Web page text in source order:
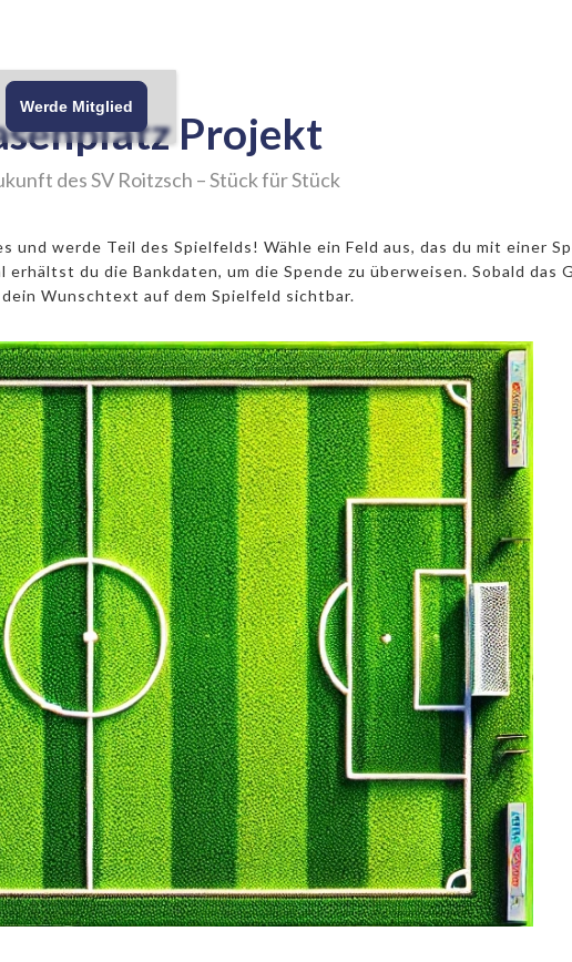
Werde Mitglied
Projekt
des SV Roitzsch – Stück für Stück
werde Teil des Spielfelds! Wähle ein Feld aus, das du mit einer
du die Bankdaten, um die Spende zu überweisen. Sobald das
Wunschtext auf dem Spielfeld sichtbar.